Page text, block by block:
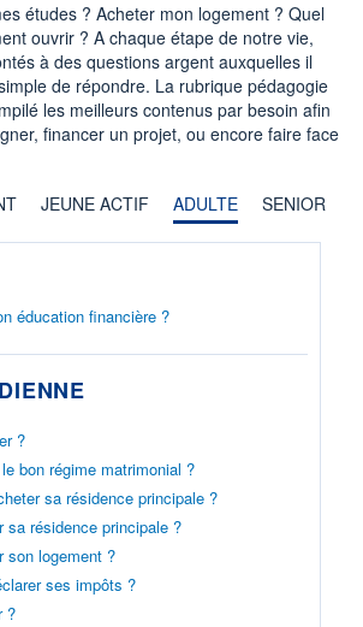
études ? Acheter mon logement ? Quel
ouvrir ? A chaque étape de notre vie,
à des questions argent auxquelles il
de répondre. La rubrique pédagogie
les meilleurs contenus par besoin afin
financer un projet, ou encore faire face
JEUNE ACTIF ADULTE SENIOR
éducation financière ?
?
bon régime matrimonial ?
sa résidence principale ?
sa résidence principale ?
son logement ?
ses impôts ?
?